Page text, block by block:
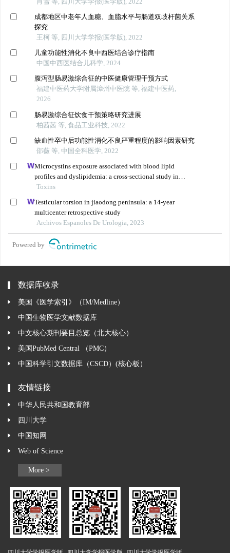
成都地区中老年人血糖、血脂水平与肠道双歧杆菌关系
探究
王柯 等, 四川大学学报(医学版), 2022
儿童功能性消化不良中西医结合诊疗指南
中国中西医结合儿科学, 2024
腹泻型肠易激综合征的中医健康管理干预方式
福建中医药大学附属漳州中医院 等, 福建中医药,
2026
肠易激综合征饮食干预策略研究进展
柏茜茜 等, 食品工业科技, 2022
缺血性卒中后功能性消化不良严重程度的影响因素研究
邵薇 等, 中国全科医学, 2022
Microcystins exposure associated with blood lipid
profiles and dyslipidemia: a cross-sectional study in
hunan province, china
Toxins
Testicular torsion in jiaodong peninsula: a 14-year
multicenter retrospective study
Archivos Espanoles De Urologia, 2023
Powered by
数据库收录
美国《医学索引》（IM/Medline）
中国生物医学文献数据库
中文核心期刊要目总览（北大核心）
美国PubMed Central （PMC）
中国科学引文数据库（CSCD）(核心板）
友情链接
中华人民共和国教育部
四川大学
中国知网
Web of Science
More >